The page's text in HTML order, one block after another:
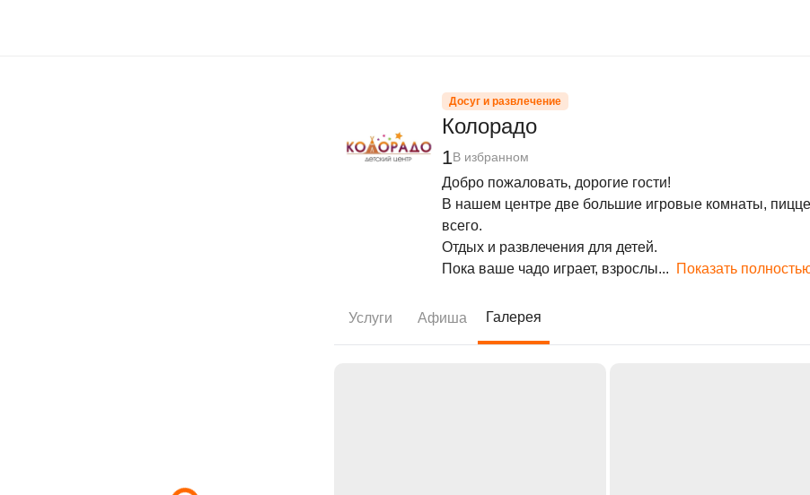
Досуг и развлечение
Колорадо
1В избранном
Добро пожаловать, дорогие гости!
В нашем центре две большие игровые комнаты,
всего.
Отдых и развлечения для детей.
Пока ваше чадо играет, взрослы... Показать
Услуги Афиша Галерея